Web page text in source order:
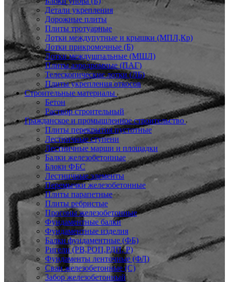
Детали укрепления
Дорожные плиты
Плиты тротуарные
Лотки междупутные и крышки (МПЛ,Кр)
Лотки прикромочные (Б)
Лотки междушпальные (МШЛ)
Плиты аэродромные (ПАГ)
Телескопические лотки (ЛБ)
Плиты укрепления откосов
Строительные материалы
Бетон
Раствор строительный
Гражданское и промышленное строительство
Плиты перекрытия пустотные
Лестничные ступени
Лестничные марши и площадки
Балки железобетонные
Блоки ФБС
Лестничные элементы
Перемычки железобетонные
Плиты парапетные
Плиты ребристые
Прогоны железобетонные
Фундаментные балки
Фундаментные изделия
Балки фундаментные (ФБ)
Ригели (РВ,РОП,РДП, Р)
Фундаменты ленточные (ФЛ)
Сваи железобетонные (С)
Забор железобетонный